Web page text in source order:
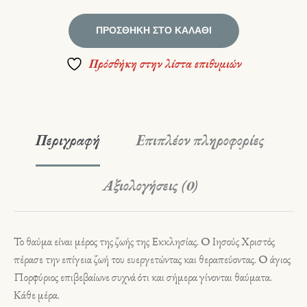
ΠΡΟΣΘΉΚΗ ΣΤΟ ΚΑΛΆΘΙ
Πρόσθήκη στην λίστα επιθυμιών
Περιγραφή Επιπλέον πληροφορίες
Αξιολογήσεις (0)
Το θαύμα είναι μέρος της ζωής της Εκκλησίας. Ο Ιησούς Χριστός
πέρασε την επίγεια ζωή του ευεργετώντας και θεραπεύοντας. Ο άγιος
Πορφύριος επιβεβαίωνε συχνά ότι και σήμερα γίνονται θαύματα.
Κάθε μέρα.